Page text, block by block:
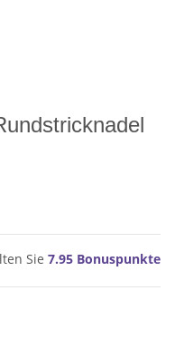
Sie 7.95 Bonuspunkte